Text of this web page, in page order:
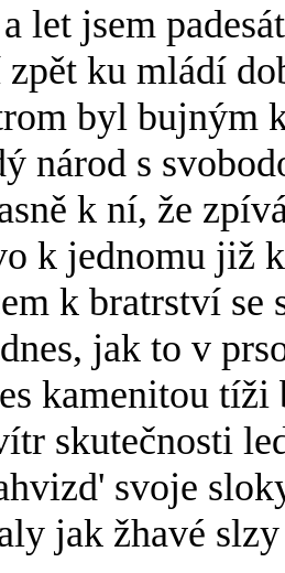
let jsem
ku mládí
byl bujným
národ s
k ní, že
k jednomu již
k bratrství se
jak to v
kamenitou tíži
skutečnosti
svoje
jak žhavé